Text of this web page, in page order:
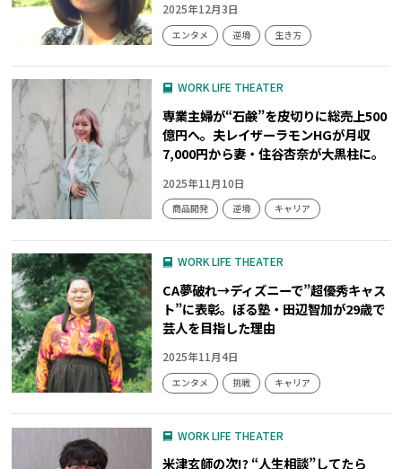
2025年12月3日
エンタメ 逆境 生き方
WORK LIFE THEATER
専業主婦が“石鹸”を皮切りに総売上500
億円へ。夫レイザーラモンHGが月収
7,000円から妻・住谷杏奈が大黒柱に。
2025年11月10日
商品開発 逆境 キャリア
WORK LIFE THEATER
CA夢破れ→ディズニーで”超優秀キャス
ト”に表彰。ぼる塾・田辺智加が29歳で
芸人を目指した理由
2025年11月4日
エンタメ 挑戦 キャリア
WORK LIFE THEATER
米津玄師の次!? “人生相談”してたら